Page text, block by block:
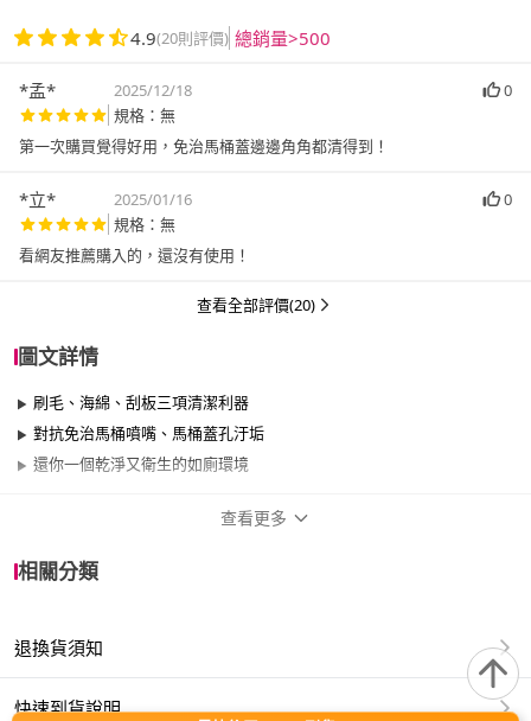
4.9(20則評價) 總銷量>500
*孟* 2025/12/18
0
規格：無
第一次購買覺得好用，免治馬桶蓋邊邊角角都清得到！
*立* 2025/01/16
0
規格：無
看網友推薦購入的，還沒有使用！
查看全部評價(20)
圖文詳情
刷毛、海綿、刮板三項清潔利器
對抗免治馬桶噴嘴、馬桶蓋孔汙垢
還你一個乾淨又衛生的如廁環境
適用於
查看更多
相關分類
退換貨須知
快速到貨說明